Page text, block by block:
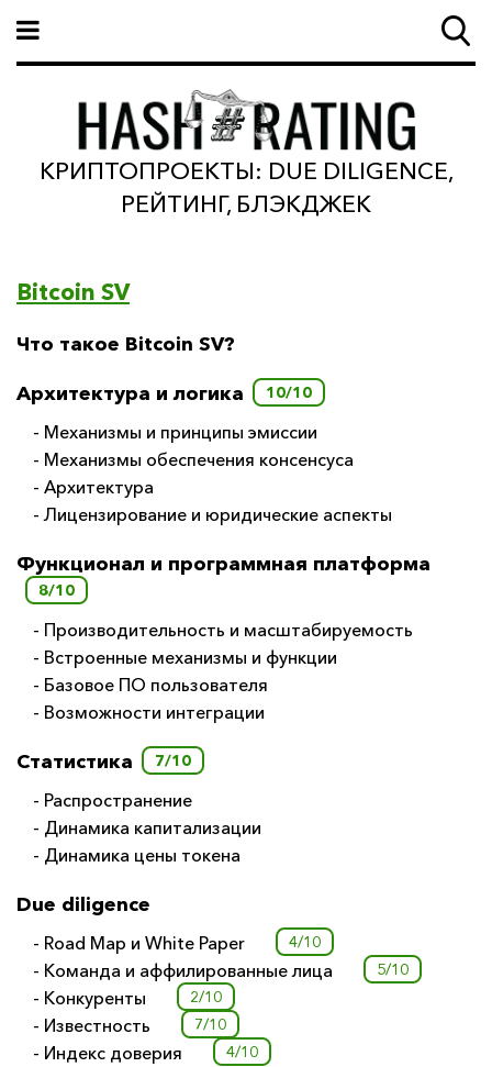
КРИПТОПРОЕКТЫ: DUE DILIGENCE,
РЕЙТИНГ, БЛЭКДЖЕК
Bitcoin SV
Что такое Bitcoin SV?
Архитектура и логика 10/10
- Механизмы и принципы эмиссии
- Механизмы обеспечения консенсуса
- Архитектура
- Лицензирование и юридические аспекты
Функционал и программная платформа
8/10
- Производительность и масштабируемость
- Встроенные механизмы и функции
- Базовое ПО пользователя
- Возможности интеграции
Статистика 7/10
- Распространение
- Динамика капитализации
- Динамика цены токена
Due diligence
- Road Map и White Paper 4/10
- Команда и аффилированные лица 5/10
- Конкуренты 2/10
- Известность 7/10
- Индекс доверия 4/10